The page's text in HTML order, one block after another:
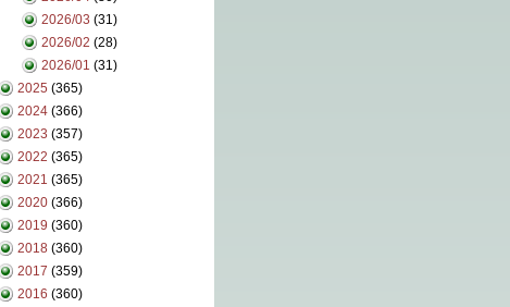
2026/03 (31)
2026/02 (28)
2026/01 (31)
2025 (365)
2024 (366)
2023 (357)
2022 (365)
2021 (365)
2020 (366)
2019 (360)
2018 (360)
2017 (359)
2016 (360)